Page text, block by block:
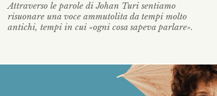
Attraverso le parole di Johan Turi sentiamo
risuonare una voce ammutolita da tempi molto
antichi, tempi in cui «ogni cosa sapeva parlare».